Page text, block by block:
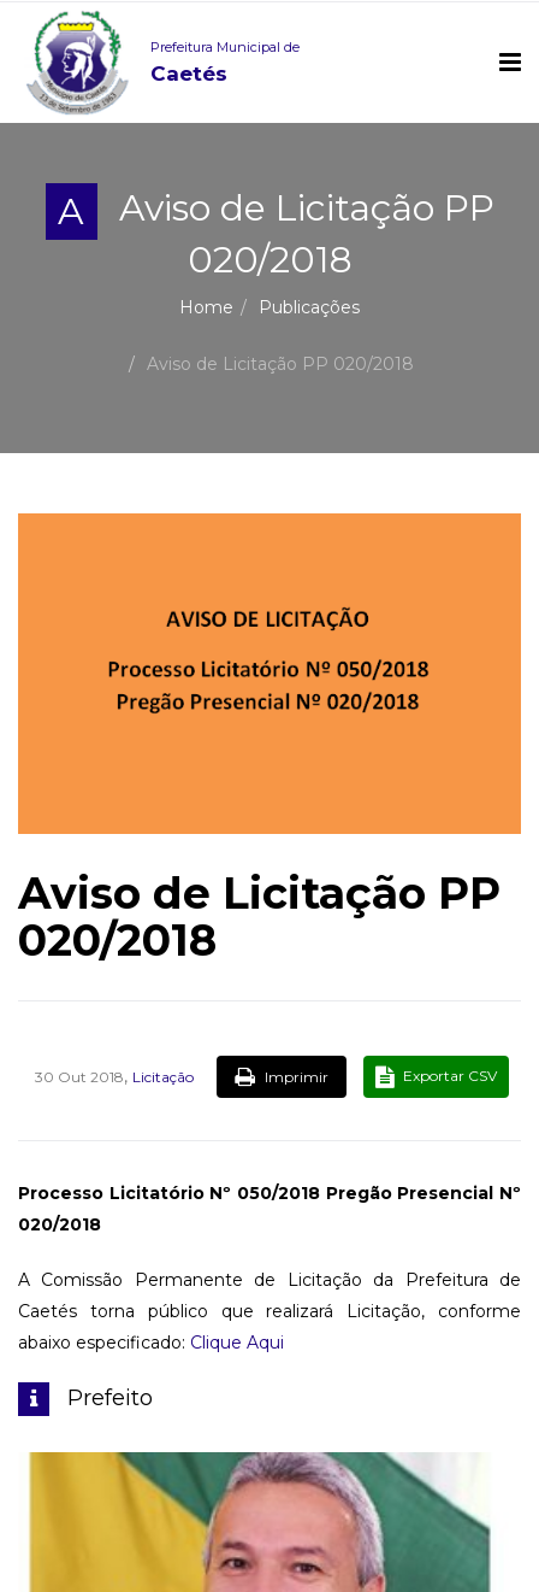
Prefeitura Municipal de
Caetés
A
Aviso de Licitação PP
020/2018
Home Publicações
Aviso de Licitação PP 020/2018
Aviso de Licitação PP
020/2018
30 Out 2018, Licitação Imprimir Exportar CSV
Processo Licitatório Nº 050/2018 Pregão Presencial Nº
020/2018
A Comissão Permanente de Licitação da Prefeitura de
Caetés torna público que realizará Licitação, conforme
abaixo especificado: Clique Aqui
Prefeito